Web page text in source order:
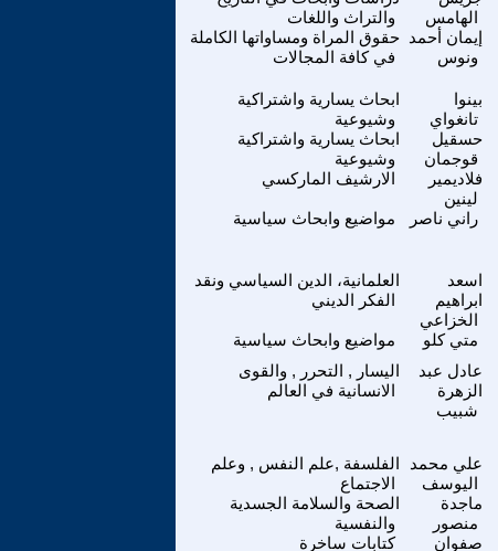
والتراث واللغات
الهامس
حقوق المراة ومساواتها الكاملة
في كافة المجالات
إيمان أحمد
ونوس
ابحاث يسارية واشتراكية
وشيوعية
بينوا
تانغواي
ابحاث يسارية واشتراكية
وشيوعية
حسقيل
قوجمان
الارشيف الماركسي
فلاديمير
لينين
مواضيع وابحاث سياسية راني ناصر
العلمانية، الدين السياسي ونقد
الفكر الديني
اسعد
ابراهيم
الخزاعي
مواضيع وابحاث سياسية متي كلو
اليسار , التحرر , والقوى
الانسانية في العالم
عادل عبد
الزهرة
شبيب
الفلسفة ,علم النفس , وعلم
الاجتماع
علي محمد
اليوسف
الصحة والسلامة الجسدية
والنفسية
ماجدة
منصور
كتابات ساخرة صفوان